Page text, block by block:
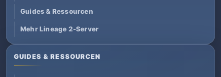
Guides & Ressourcen
Mehr Lineage 2-Server
GUIDES & RESSOURCEN